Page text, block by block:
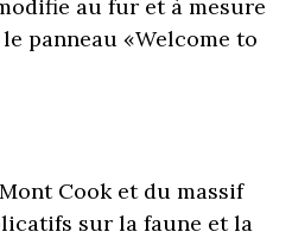
au fur et à mesure
panneau «Welcome to
Cook et du massif
sur la faune et la